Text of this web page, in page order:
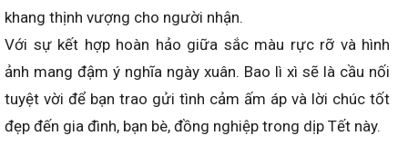
khang thịnh vượng cho người nhận.
Với sự kết hợp hoàn hảo giữa sắc màu rực rỡ và hình
ảnh mang đậm ý nghĩa ngày xuân. Bao lì xì sẽ là cầu nối
tuyệt vời để bạn trao gửi tình cảm ấm áp và lời chúc tốt
đẹp đến gia đình, bạn bè, đồng nghiệp trong dịp Tết này.